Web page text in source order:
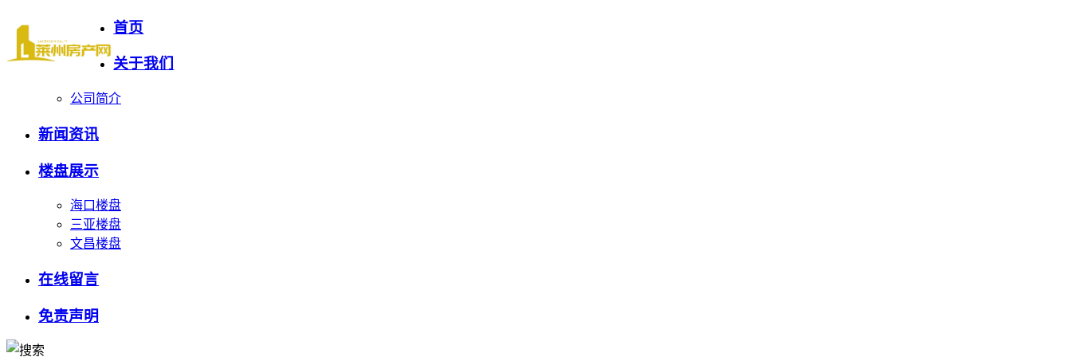
首页
关于我们
公司简介
新闻资讯
楼盘展示
海口楼盘
三亚楼盘
文昌楼盘
在线留言
免责声明